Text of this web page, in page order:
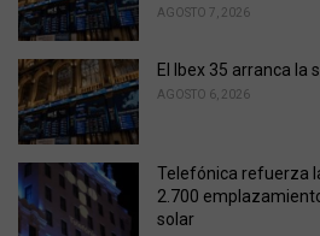
AGOSTO 7, 2026
El Ibex 35 arranca la
AGOSTO 6, 2026
Telefónica refuerza
2.700
solar